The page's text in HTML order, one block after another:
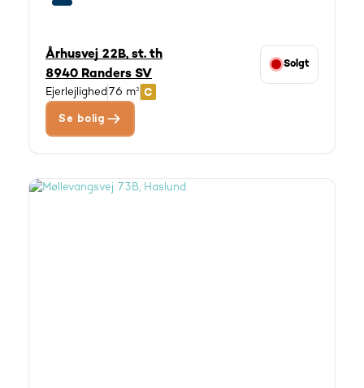
Århusvej 22B, st. th
8940 Randers SV
Solgt
Ejerlejlighed 76 m²
Se bolig